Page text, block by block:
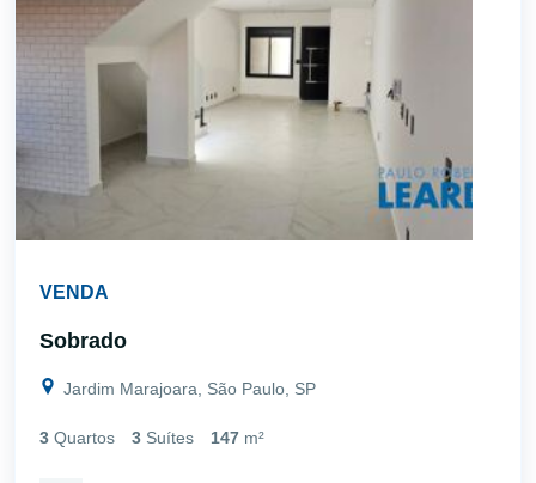
VENDA
Sobrado
Jardim Marajoara, São Paulo, SP
3 Quartos 3 Suítes 147 m²